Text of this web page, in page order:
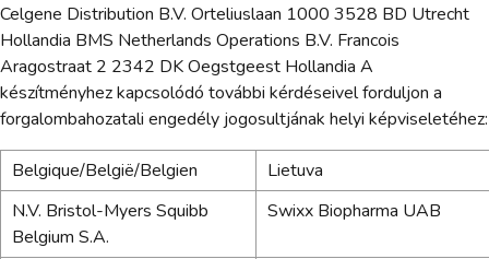
Celgene Distribution B.V. Orteliuslaan 1000 3528 BD Utrecht
Hollandia BMS Netherlands Operations B.V. Francois
Aragostraat 2 2342 DK Oegstgeest Hollandia A
készítményhez kapcsolódó további kérdéseivel forduljon a
forgalombahozatali engedély jogosultjának helyi képviseletéhez:
Belgique/België/Belgien
Lietuva
N.V. Bristol-Myers Squibb
Belgium S.A.
Swixx Biopharma UAB